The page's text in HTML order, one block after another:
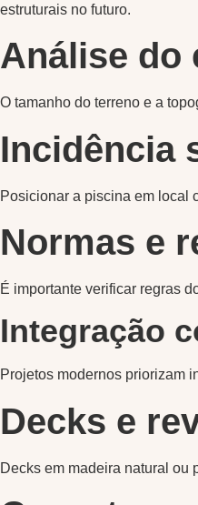
estruturais no futuro.
Análise do
O tamanho do terreno e a
Incidência
Posicionar a piscina em local
Normas e
É importante verificar regras
Integração
Projetos modernos priorizam
Decks e
Decks em madeira natural ou